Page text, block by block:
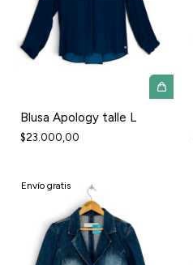
Blusa Apology talle L
$23.000,00
Envío gratis